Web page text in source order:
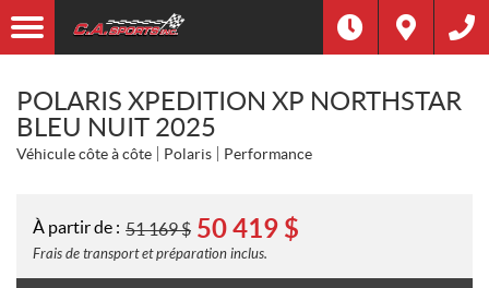
POLARIS XPEDITION XP NORTHSTAR
BLEU NUIT 2025
Véhicule côte à côte Polaris Performance
À partir de : 51 169$ 50 419 $
Frais de transport et préparation inclus.